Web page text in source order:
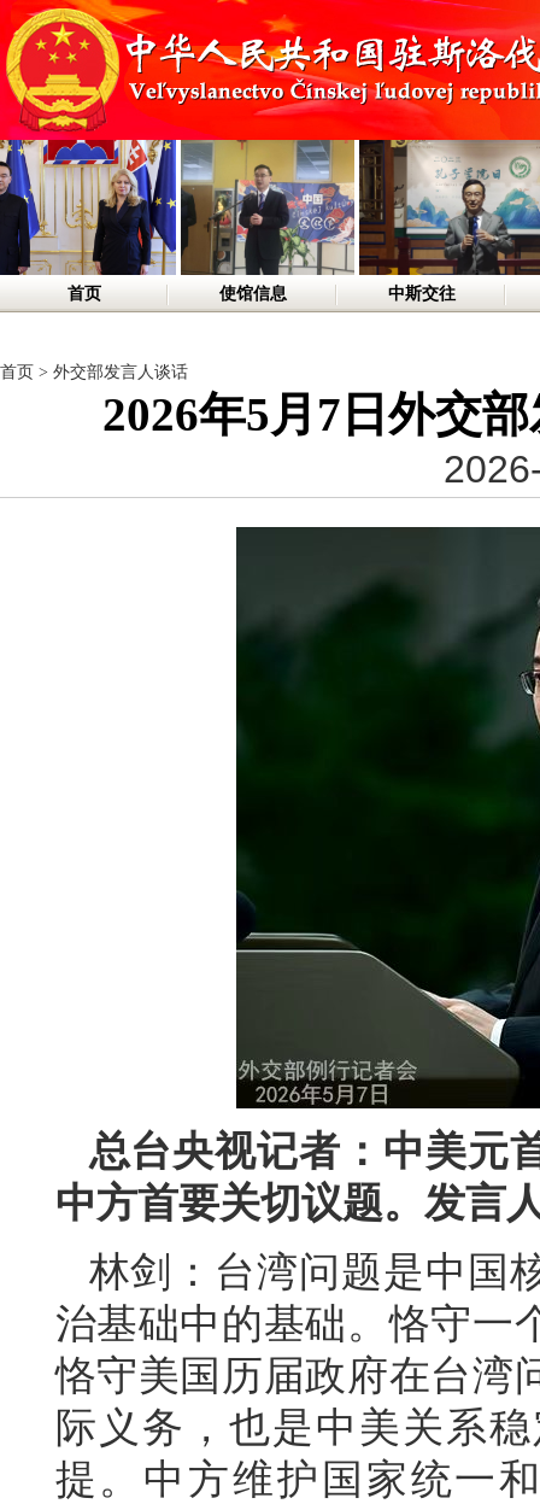
首页 使馆信息 中斯交往
首页 > 外交部发言人谈话
2026年5月7日外交
总台央视记者：中美元
中方首要关切议题。发言
林剑：台湾问题是中国
治基础中的基础。恪守一
恪守美国历届政府在台湾
际义务，也是中美关系
提。中方维护国家统一